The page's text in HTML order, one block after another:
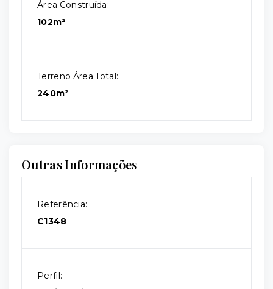
Área Construída:
102m²
Terreno Área Total:
240m²
Outras Informações
Referência:
C1348
Perfil: